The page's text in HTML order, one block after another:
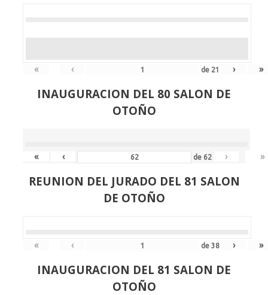
« ‹ de 21 › »
INAUGURACION DEL 80 SALON DE
OTOÑO
« ‹ de 62 › »
REUNION DEL JURADO DEL 81 SALON
DE OTOÑO
« ‹ de38 › »
INAUGURACION DEL 81 SALON DE
OTOÑO